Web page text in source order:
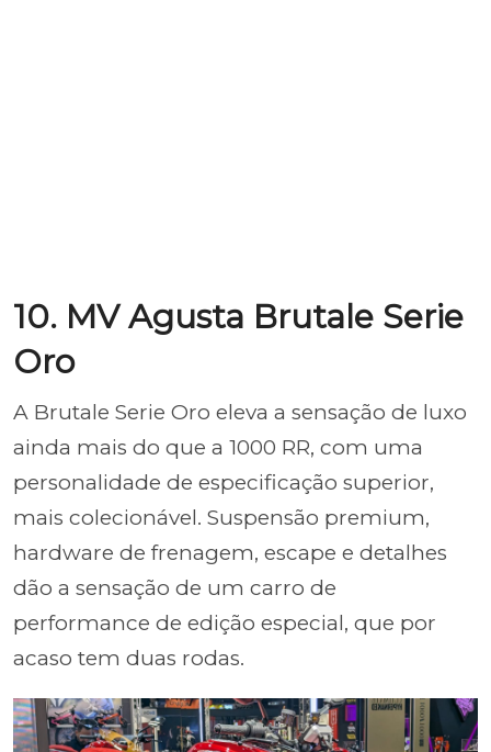
10. MV Agusta Brutale Serie
Oro
A Brutale Serie Oro eleva a sensação de luxo
ainda mais do que a 1000 RR, com uma
personalidade de especificação superior,
mais colecionável. Suspensão premium,
hardware de frenagem, escape e detalhes
dão a sensação de um carro de
performance de edição especial, que por
acaso tem duas rodas.